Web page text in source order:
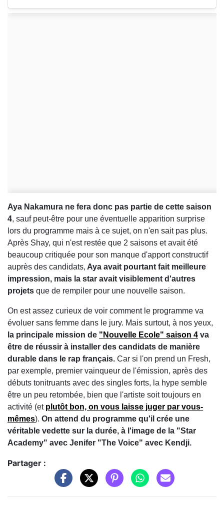
Aya Nakamura ne fera donc pas partie de cette saison
4, sauf peut-être pour une éventuelle apparition surprise
lors du programme mais à ce sujet, on n'en sait pas plus.
Après Shay, qui n'est restée que 2 saisons et avait été
beaucoup critiquée pour son manque d'apport constructif
auprès des candidats, Aya avait pourtant fait meilleure
impression, mais la star avait visiblement d'autres
projets que de rempiler pour une nouvelle saison.
On est assez curieux de voir comment le programme va
évoluer sans femme dans le jury. Mais surtout, à nos yeux,
la principale mission de "Nouvelle Ecole" saison 4 va
être de réussir à installer des candidats de manière
durable dans le rap français. Car si l'on prend un Fresh,
par exemple, premier vainqueur de l'émission, après des
débuts tonitruants avec des singles forts, la hype semble
être un peu retombée, bien que l'artiste soit toujours en
activité (et plutôt bon, on vous laisse juger par vous-
mêmes). On attend du programme qu'il crée une
véritable vedette sur la durée, à l'image de la "Star
Academy" avec Jenifer "The Voice" avec Kendji.
Partager :